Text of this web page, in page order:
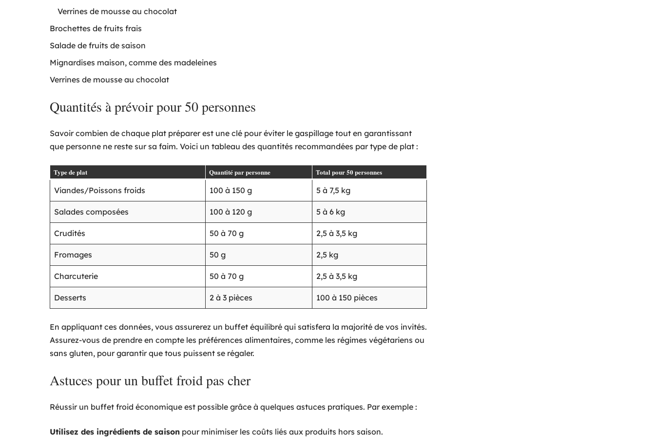
Verrines de mousse au chocolat
Brochettes de fruits frais
Salade de fruits de saison
Mignardises maison, comme des madeleines
Verrines de mousse au chocolat
Quantités à prévoir pour 50 personnes
Savoir combien de chaque plat préparer est une clé pour éviter le gaspillage tout en garantissant
que personne ne reste sur sa faim. Voici un tableau des quantités recommandées par type de plat :
Type de plat Quantité par personne Total pour 50 personnes
Viandes/Poissons froids 100 à 150 g 5 à 7,5 kg
Salades composées 100 à 120 g 5 à 6 kg
Crudités 50 à 70 g 2,5 à 3,5 kg
Fromages 50 g 2,5 kg
Charcuterie 50 à 70 g 2,5 à 3,5 kg
Desserts 2 à 3 pièces 100 à 150 pièces
En appliquant ces données, vous assurerez un buffet équilibré qui satisfera la majorité de vos invités.
Assurez-vous de prendre en compte les préférences alimentaires, comme les régimes végétariens ou
sans gluten, pour garantir que tous puissent se régaler.
Astuces pour un buffet froid pas cher
Réussir un buffet froid économique est possible grâce à quelques astuces pratiques. Par exemple :
Utilisez des ingrédients de saison pour minimiser les coûts liés aux produits hors saison.